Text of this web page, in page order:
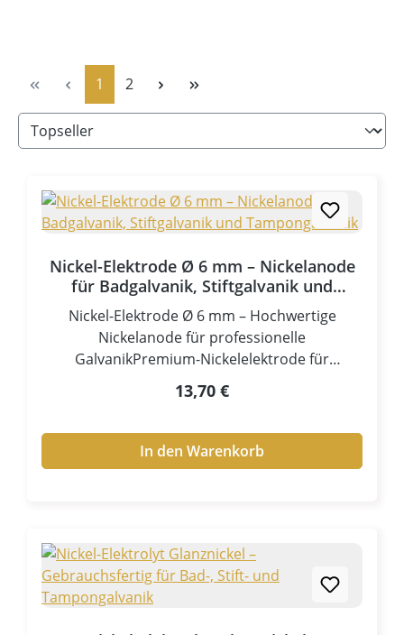
Seite
1 Seite
2
Nickel-Elektrode Ø 6 mm – Nickelanode
für Badgalvanik, Stiftgalvanik und
Tampongalvanik
Nickel-Elektrode Ø 6 mm – Hochwertige
Nickelanode für professionelle
GalvanikPremium-Nickelelektrode für
Badgalvanik, Stiftgalvanik und
TampongalvanikDie Nickel-Elektrode Ø 6 mm
speziell für professionelle galvanische
Vernickelungsprozesse entwickelt wurde. Sie
haftfeste und hochwertige Nickelschichten.Die
Nickelelektrode eignet sich ideal für
Badgalvanik, Stiftgalvanik und Tampongalvanik
Regulärer Preis:
13,70 €
In den Warenkorb